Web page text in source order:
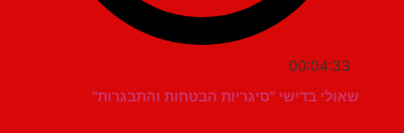
00:04:33
שאולי בדישי "סיגריות הבטחות והתבגרות"